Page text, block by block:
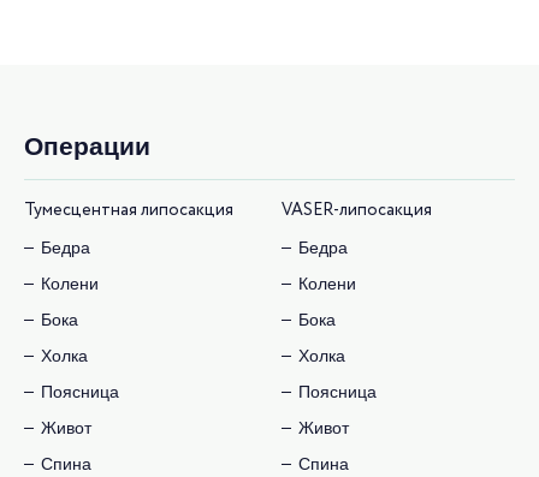
Операции
Тумесцентная липосакция
Бедра
Колени
Бока
Холка
Поясница
Живот
Спина
VASER-липосакция
Бедра
Колени
Бока
Холка
Поясница
Живот
Спина